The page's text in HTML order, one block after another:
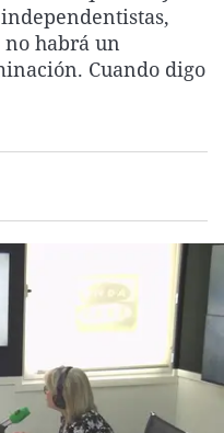
La rosa de los vientos
Gente viajera
Caso
Retornados
Extremadura
Galicia
Virales
Televisión
no habrá un
Cuando digo